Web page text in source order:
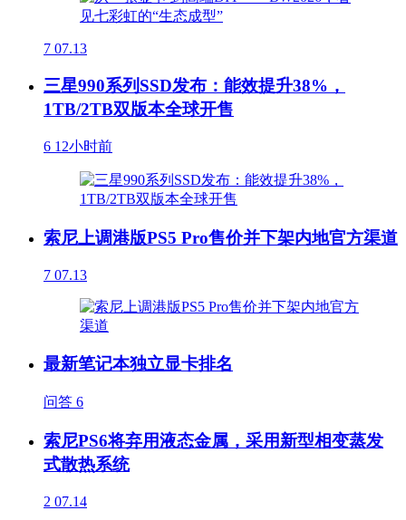
7 07.13
三星990系列SSD发布：能效提升38%，
1TB/2TB双版本全球开售
6 12小时前
索尼上调港版PS5 Pro售价并下架内地官方渠道
7 07.13
最新笔记本独立显卡排名
问答 6
索尼PS6将弃用液态金属，采用新型相变蒸发
式散热系统
2 07.14